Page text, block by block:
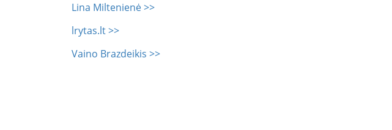
Lina Miltenienė >>
lrytas.lt >>
Vaino Brazdeikis >>